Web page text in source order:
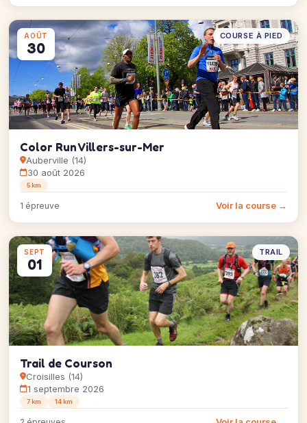
AOÛT
30
COURSE À PIED
Color Run Villers-sur-Mer
Auberville (14)
30 août 2026
5 km
1 épreuve Voir la course →
SEPT
01
TRAIL
Trail de Courson
Croisilles (14)
1 septembre 2026
7 km 14 km